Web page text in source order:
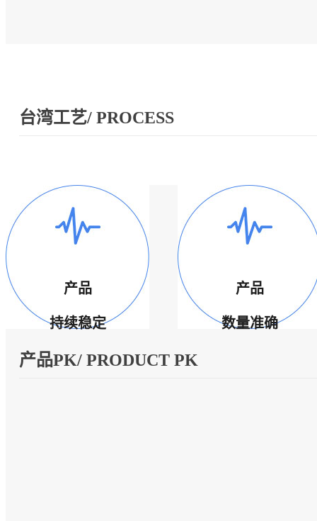
台湾工艺/ PROCESS
产品
持续稳定
产品
数量准确
产品PK/ PRODUCT PK